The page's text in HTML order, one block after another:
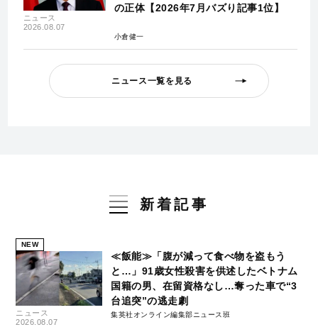
ニュース
2026.08.07
の正体【2026年7月バズり記事1位】
小倉健一
ニュース一覧を見る
新着記事
NEW
ニュース
2026.08.07
≪飯能≫「腹が減って食べ物を盗もう
と…」91歳女性殺害を供述したベトナム
国籍の男、在留資格なし…奪った車で“3
台追突”の逃走劇
集英社オンライン編集部ニュース班